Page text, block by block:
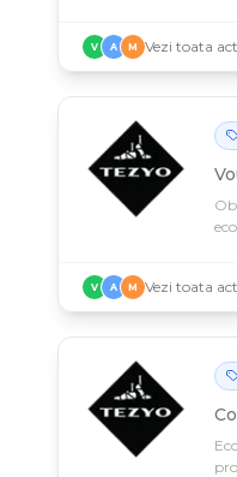
V A M Vezi toata
V A M Vezi toata